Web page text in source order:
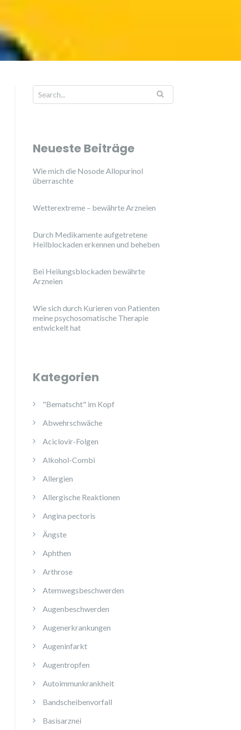
Neueste Beiträge
Wie mich die Nosode Allopurinol
überraschte
Wetterextreme – bewährte Arzneien
Durch Medikamente aufgetretene
Heilblockaden erkennen und beheben
Bei Heilungsblockaden bewährte
Arzneien
Wie sich durch Kurieren von Patienten
meine psychosomatische Therapie
entwickelt hat
Kategorien
"Bematscht" im Kopf
Abwehrschwäche
Aciclovir-Folgen
Alkohol-Combi
Allergien
Allergische Reaktionen
Angina pectoris
Ängste
Aphthen
Arthrose
Atemwegsbeschwerden
Augenbeschwerden
Augenerkrankungen
Augeninfarkt
Augentropfen
Autoimmunkrankheit
Bandscheibenvorfall
Basisarznei